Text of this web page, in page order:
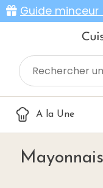
Guide minceur
A la Une